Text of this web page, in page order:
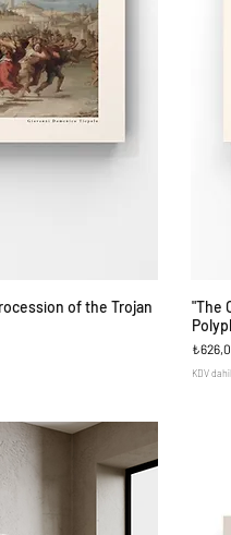
of the Trojan
"The
Fiyat
KDV dahil